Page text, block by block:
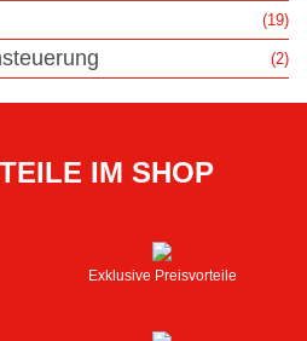
(19)
(2)
IM SHOP
Exklusive Preisvorteile